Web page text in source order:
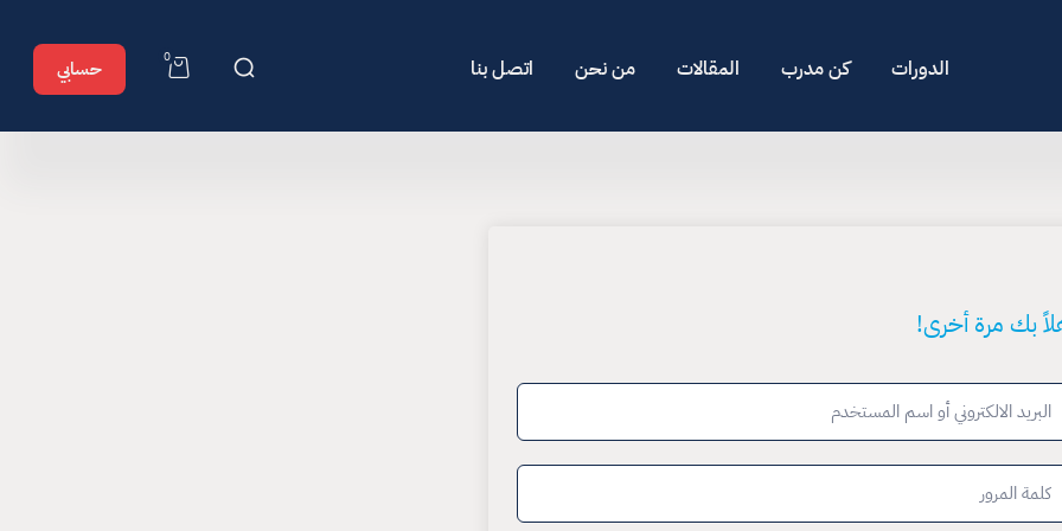
الدورات كن مدرب المقالات من نحن اتصل بنا 0 حسابي
بك مرة أخرى!